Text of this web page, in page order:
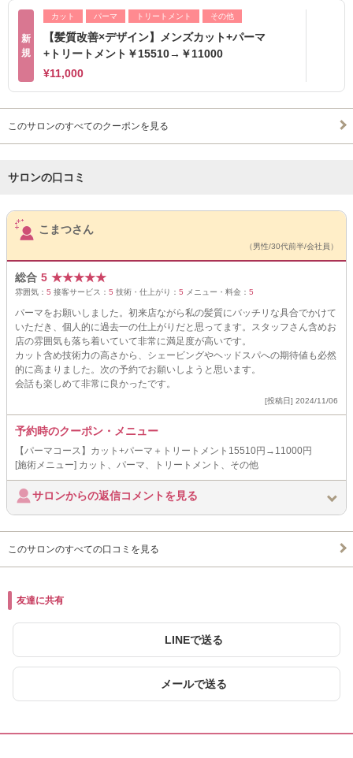
新
規
カット パーマ トリートメント その他
【髪質改善×デザイン】メンズカット+パーマ
+トリートメント￥15510→￥11000
¥11,000
このサロンのすべてのクーポンを見る
サロンの口コミ
サロンPick Up
こまつさん
（男性/30代前半/会社員）
総合 5 ★★★★★
雰囲気： 5 接客サービス： 5 技術・仕上がり： 5 メニュー・料金： 5
パーマをお願いしました。初来店ながら私の髪質にバッチリな具合でかけて
いただき、個人的に過去一の仕上がりだと思ってます。スタッフさん含めお
店の雰囲気も落ち着いていて非常に満足度が高いです。
カット含め技術力の高さから、シェービングやヘッドスパへの期待値も必然
的に高まりました。次の予約でお願いしようと思います。
会話も楽しめて非常に良かったです。
[投稿日] 2024/11/06
予約時のクーポン・メニュー
【パーマコース】カット+パーマ＋トリートメント15510円→11000円
[施術メニュー] カット、パーマ、トリートメント、その他
サロンからの返信コメントを見る
このサロンのすべての口コミを見る
友達に共有
LINEで送る
メールで送る